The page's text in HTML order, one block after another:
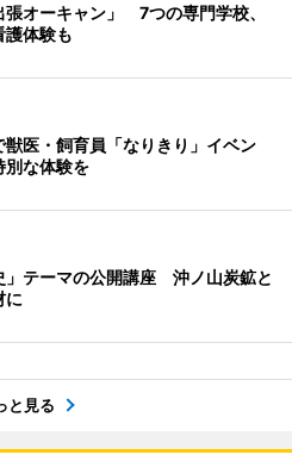
張オーキャン」 7つの専門学校、
護体験も
獣医・飼育員「なりきり」イベン
な体験を
」テーマの公開講座 沖ノ山炭鉱と
に
と見る